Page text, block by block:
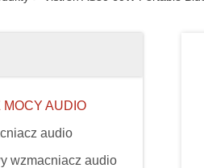
AUDIO
audio
wzmacniacz audio